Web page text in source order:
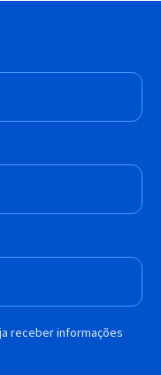
receber informações